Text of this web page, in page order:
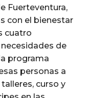
Fuerteventura,
con el bienestar
cuatro
de
programa
personas a
curso y